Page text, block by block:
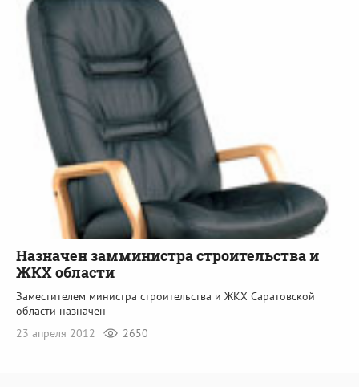
Назначен замминистра строительства и
ЖКХ области
Заместителем министра строительства и ЖКХ Саратовской
области назначен
23 апреля 2012
2650